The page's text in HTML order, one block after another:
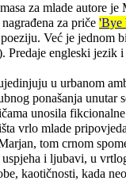
za mlade autore
za priče 'Bye
Već je jednom
Predaje engleski jezik
u urbanom
ponašanja
unosila
vrlo mlade
tom crnom
i ljubavi, u
kaotičnosti, kada